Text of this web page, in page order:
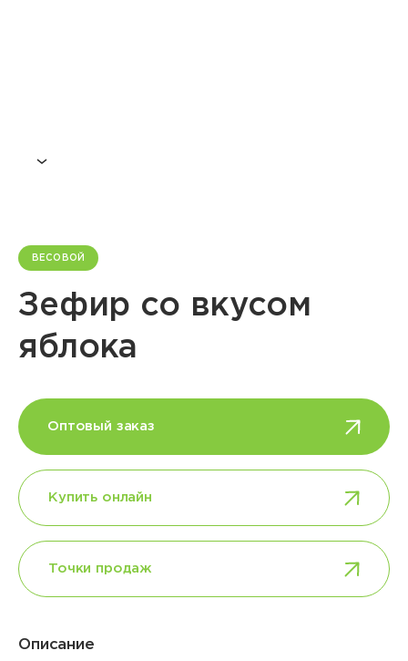
ВЕСОВОЙ
Зефир со вкусом
яблока
Оптовый заказ
Купить онлайн
Точки продаж
Описание